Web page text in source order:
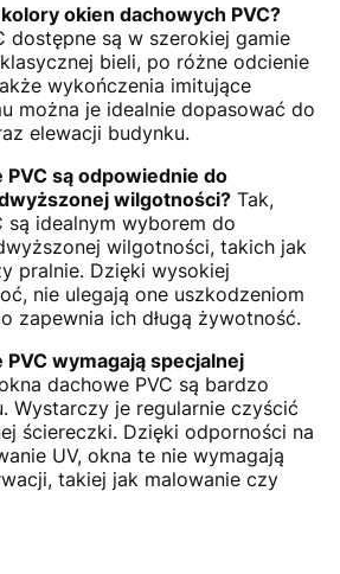
okien dachowych PVC?
dostępne są w szerokiej gamie
bieli, po różne odcienie
wykończenia imitujące
można je idealnie dopasować do
elewacji budynku.
są odpowiednie do
wilgotności? Tak,
są idealnym wyborem do
wilgotności, takich jak
pralnie. Dzięki wysokiej
nie ulegają one uszkodzeniom
zapewnia ich długą żywotność.
wymagają specjalnej
dachowe PVC są bardzo
Wystarczy je regularnie czyścić
ściereczki. Dzięki odporności na
UV, okna te nie wymagają
takiej jak malowanie czy